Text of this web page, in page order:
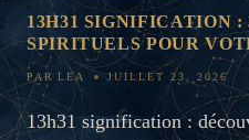
13H31 SIGNIFICATION :
SPIRITUELS POUR
PAR LEA JUILLET 23, 2026
13h31 signification :